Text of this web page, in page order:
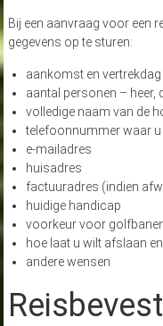
Bij een aanvraag voor een
gegevens op te sturen:
aankomst en
aantal personen – heer,
volledige naam van de
telefoonnummer waar u
e-mailadres
huisadres
factuuradres (indien
huidige handicap
voorkeur voor
hoe laat u wilt afslaan
andere wensen